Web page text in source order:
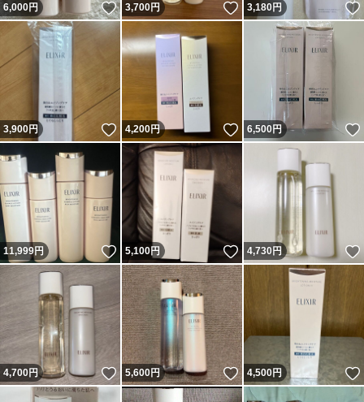
6,000円 いいね！
3,700円 いいね！
3,180円
3,900円 いいね！
4,200円 いいね！
6,500円
11,999円 いいね！
5,100円 いいね！
4,730円
4,700円 いいね！
5,600円 いいね！
4,500円